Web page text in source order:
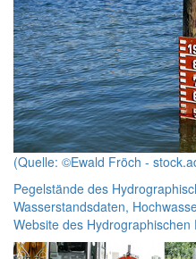
(Quelle: ©Ewald Fröch -
Pegelstände des
Wasserstandsdaten,
Website des Hydrographischen